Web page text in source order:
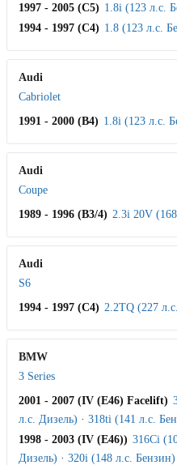
1997 - 2005 (C5) 1.8i (123 л.с.
1994 - 1997 (C4) 1.8 (123 л.с.
Audi
Cabriolet
1991 - 2000 (B4) 1.8i (123 л.с.
Audi
Coupe
1989 - 1996 (B3/4) 2.3i 20V
Audi
S6
1994 - 1997 (C4) 2.2TQ (227
BMW
3 Series
2001 - 2007 (IV (E46) Facelift)
л.с. Дизель) · 318ti (141 л.с.
1998 - 2003 (IV (E46)) 316Ci
Дизель) · 320i (148 л.с. Бензин)